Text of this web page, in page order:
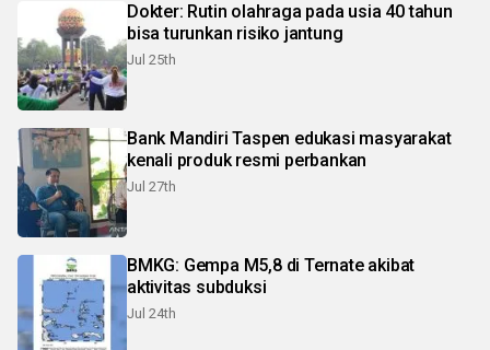
Dokter: Rutin olahraga pada usia 40 tahun
bisa turunkan risiko jantung
Jul 25th
Bank Mandiri Taspen edukasi masyarakat
kenali produk resmi perbankan
Jul 27th
BMKG: Gempa M5,8 di Ternate akibat
aktivitas subduksi
Jul 24th